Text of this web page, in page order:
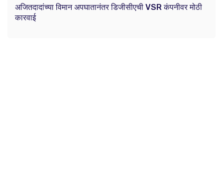
अजितदादांच्या विमान अपघातानंतर डिजीसीएची VSR कंपनीवर मोठी
कारवाई